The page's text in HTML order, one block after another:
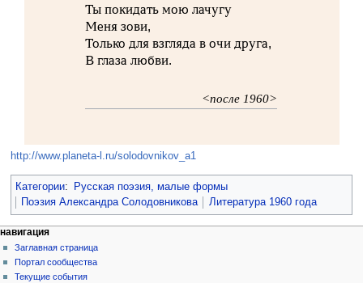
Ты покидать мою лачугу
Меня зови,
Только для взгляда в очи друга,
В глаза любви.
<после 1960>
http://www.planeta-l.ru/solodovnikov_a1
Категории:
Русская поэзия, малые формы
Поэзия Александра Солодовникова
Литература 1960 года
навигация
Заглавная страница
Портал сообщества
Текущие события